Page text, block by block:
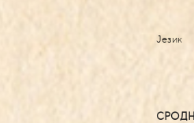
Језик